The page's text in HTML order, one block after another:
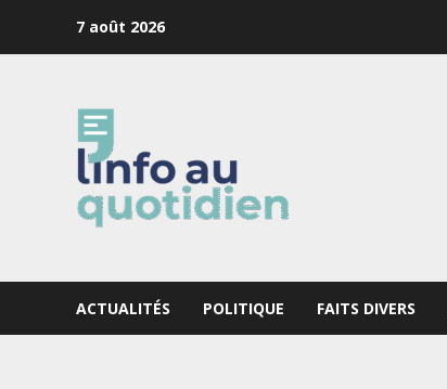
7 août 2026
ACTUALITÉS POLITIQUE FAITS DIVERS